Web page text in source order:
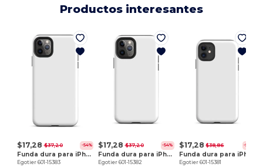
Productos interesantes
$17,28 $37,20 -54%
Funda dura para iPhone 11 Pro Max
Egotier 601-15383
$17,28 $37,20 -54%
Funda dura para iPhone 11 Pro
Egotier 601-15382
$17,28 $38,86 -56%
Egotier 601-15381